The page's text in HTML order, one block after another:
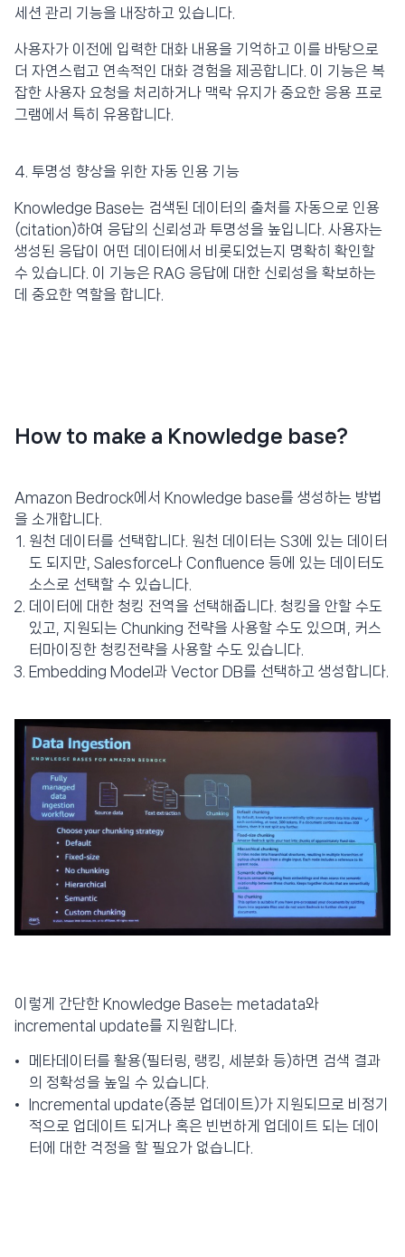
세션 관리 기능을 내장하고 있습니다.
사용자가 이전에 입력한 대화 내용을 기억하고 이를 바탕으로
더 자연스럽고 연속적인 대화 경험을 제공합니다. 이 기능은 복
잡한 사용자 요청을 처리하거나 맥락 유지가 중요한 응용 프로
그램에서 특히 유용합니다.
4. 투명성 향상을 위한 자동 인용 기능
Knowledge Base는 검색된 데이터의 출처를 자동으로 인용
(citation)하여 응답의 신뢰성과 투명성을 높입니다. 사용자는
생성된 응답이 어떤 데이터에서 비롯되었는지 명확히 확인할
수 있습니다. 이 기능은 RAG 응답에 대한 신뢰성을 확보하는
데 중요한 역할을 합니다.
How to make a Knowledge base?
Amazon Bedrock에서 Knowledge base를 생성하는 방법
을 소개합니다.
원천 데이터를 선택합니다. 원천 데이터는 S3에 있는 데이터
도 되지만, Salesforce나 Confluence 등에 있는 데이터도
소스로 선택할 수 있습니다.
데이터에 대한 청킹 전역을 선택해줍니다. 청킹을 안할 수도
있고, 지원되는 Chunking 전략을 사용할 수도 있으며, 커스
터마이징한 청킹전략을 사용할 수도 있습니다.
Embedding Model과 Vector DB를 선택하고 생성합니다.
이렇게 간단한 Knowledge Base는 metadata와
incremental update를 지원합니다.
메타데이터를 활용(필터링, 랭킹, 세분화 등)하면 검색 결과
의 정확성을 높일 수 있습니다.
Incremental update(증분 업데이트)가 지원되므로 비정기
적으로 업데이트 되거나 혹은 빈번하게 업데이트 되는 데이
터에 대한 걱정을 할 필요가 없습니다.